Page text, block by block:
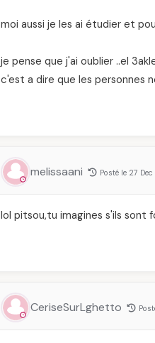
moi aussi je les ai étudier et
je pense que j'ai oublier ..el
c'est a dire que les personnes
melissaani Posté le 27
lol pitsou,tu imagines s'ils sont
CeriseSurLghetto